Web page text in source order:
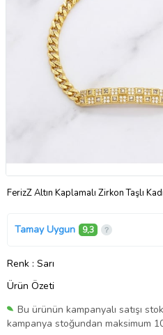
FerizZ Altın Kaplamalı Zirkon Taşlı
Tamay Uygun 9,3
Renk : Sarı
Ürün Özeti
Bu ürünün kampanyalı satışı
kampanya stoğundan maksimum